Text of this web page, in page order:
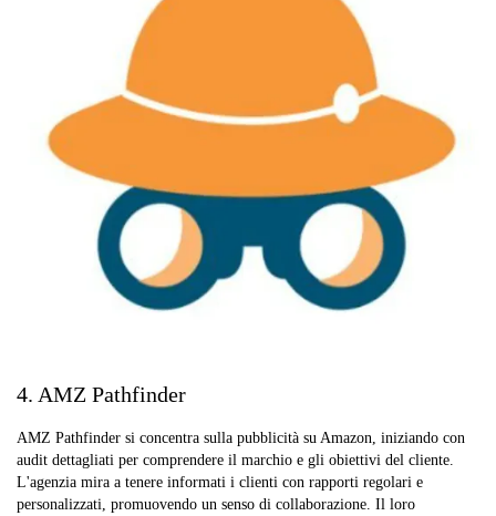
4. AMZ Pathfinder
AMZ Pathfinder si concentra sulla pubblicità su Amazon, iniziando con
audit dettagliati per comprendere il marchio e gli obiettivi del cliente.
L'agenzia mira a tenere informati i clienti con rapporti regolari e
personalizzati, promuovendo un senso di collaborazione. Il loro